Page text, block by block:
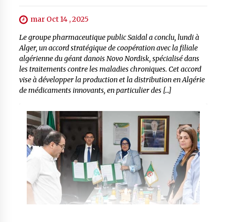
mar Oct 14 , 2025
Le groupe pharmaceutique public Saidal a conclu, lundi à
Alger, un accord stratégique de coopération avec la filiale
algérienne du géant danois Novo Nordisk, spécialisé dans
les traitements contre les maladies chroniques. Cet accord
vise à développer la production et la distribution en Algérie
de médicaments innovants, en particulier des […]